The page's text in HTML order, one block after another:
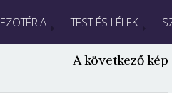
EZOTÉRIA TEST ÉS LÉLEK
A következő kép